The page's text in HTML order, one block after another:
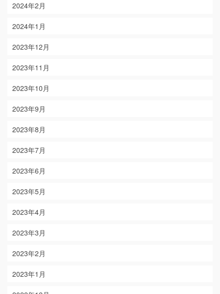
2024年2月
2024年1月
2023年12月
2023年11月
2023年10月
2023年9月
2023年8月
2023年7月
2023年6月
2023年5月
2023年4月
2023年3月
2023年2月
2023年1月